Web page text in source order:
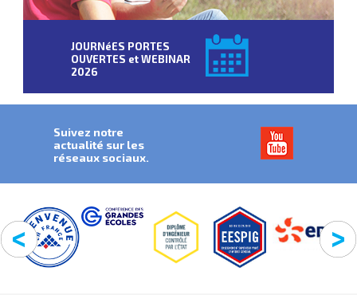
JOURNéES PORTES
OUVERTES et WEBINAR
2026
Suivez notre
actualité sur les
réseaux sociaux.